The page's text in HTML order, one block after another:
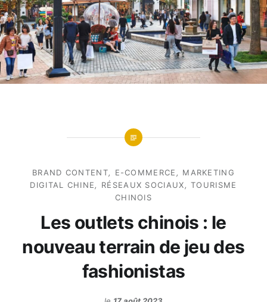
BRAND CONTENT, E-COMMERCE , MARKETING
DIGITAL CHINE, RÉSEAUX SOCIAUX,TOURISME
CHINOIS
Les outlets chinois : le
nouveau terrain de jeu des
fashionistas